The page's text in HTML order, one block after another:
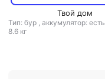
Твой дом
Тип: бур , аккумулятор: есть
8.6 кг